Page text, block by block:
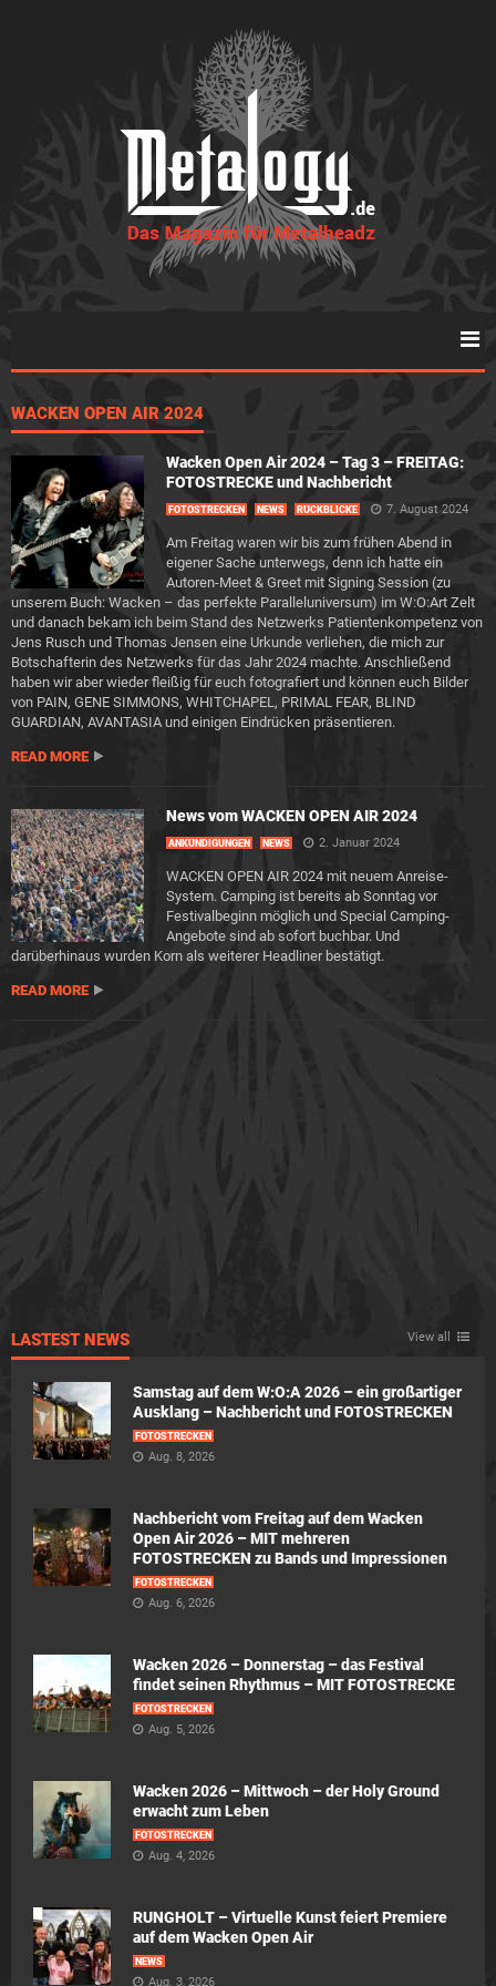
WACKEN OPEN AIR 2024
Wacken Open Air 2024 – Tag 3 – FREITAG:
FOTOSTRECKE und Nachbericht
FOTOSTRECKEN NEWS RÜCKBLICKE 7. August 2024
Am Freitag waren wir bis zum frühen Abend in
eigener Sache unterwegs, denn ich hatte ein
Autoren-Meet & Greet mit Signing Session (zu
unserem Buch: Wacken – das perfekte Paralleluniversum) im W:O:Art Zelt
und danach bekam ich beim Stand des Netzwerks Patientenkompetenz von
Jens Rusch und Thomas Jensen eine Urkunde verliehen, die mich zur
Botschafterin des Netzwerks für das Jahr 2024 machte. Anschließend
haben wir aber wieder fleißig für euch fotografiert und können euch Bilder
von PAIN, GENE SIMMONS, WHITCHAPEL, PRIMAL FEAR, BLIND
GUARDIAN, AVANTASIA und einigen Eindrücken präsentieren.
READ MORE
News vom WACKEN OPEN AIR 2024
ANKÜNDIGUNGEN NEWS 2. Januar 2024
WACKEN OPEN AIR 2024 mit neuem Anreise-
System. Camping ist bereits ab Sonntag vor
Festivalbeginn möglich und Special Camping-
Angebote sind ab sofort buchbar. Und
darüberhinaus wurden Korn als weiterer Headliner bestätigt.
READ MORE
LASTEST NEWS View all
Samstag auf dem W:O:A 2026 – ein großartiger
Ausklang – Nachbericht und FOTOSTRECKEN
FOTOSTRECKEN
Aug. 8, 2026
Nachbericht vom Freitag auf dem Wacken
Open Air 2026 – MIT mehreren
FOTOSTRECKEN zu Bands und Impressionen
FOTOSTRECKEN
Aug. 6, 2026
Wacken 2026 – Donnerstag – das Festival
findet seinen Rhythmus – MIT FOTOSTRECKE
FOTOSTRECKEN
Aug. 5, 2026
Wacken 2026 – Mittwoch – der Holy Ground
erwacht zum Leben
FOTOSTRECKEN
Aug. 4, 2026
RUNGHOLT – Virtuelle Kunst feiert Premiere
auf dem Wacken Open Air
NEWS
Aug. 3, 2026